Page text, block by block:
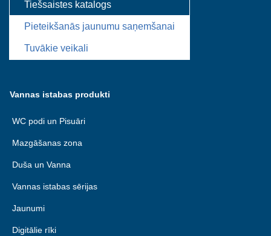
Tiešsaistes katalogs
Pieteikšanās jaunumu saņemšanai
Tuvākie veikali
Vannas istabas produkti
WC podi un Pisuāri
Mazgāšanas zona
Duša un Vanna
Vannas istabas sērijas
Jaunumi
Digitālie rīki